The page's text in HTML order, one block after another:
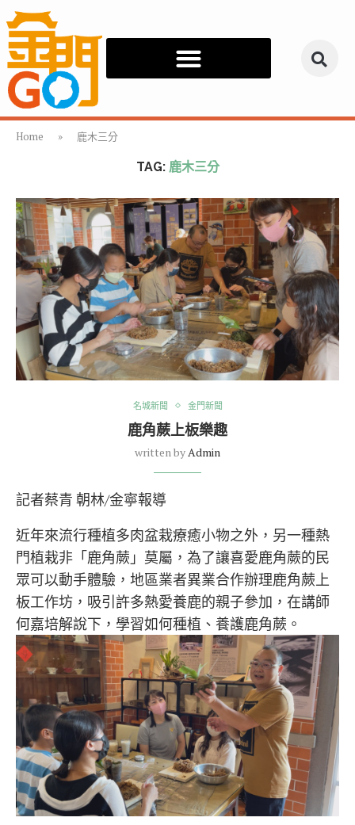
Home » 鹿木三分
TAG: 鹿木三分
名城新聞 金門新聞
鹿角蕨上板樂趣
written by Admin
記者蔡青 朝林/金寧報導
近年來流行種植多肉盆栽療癒小物之外，另一種熱
門植栽非「鹿角蕨」莫屬，為了讓喜愛鹿角蕨的民
眾可以動手體驗，地區業者異業合作辦理鹿角蕨上
板工作坊，吸引許多熱愛養鹿的親子參加，在講師
何嘉培解說下，學習如何種植、養護鹿角蕨。